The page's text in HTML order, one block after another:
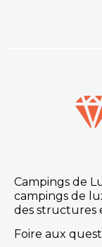
Campings de
campings de
des structures
Foire aux